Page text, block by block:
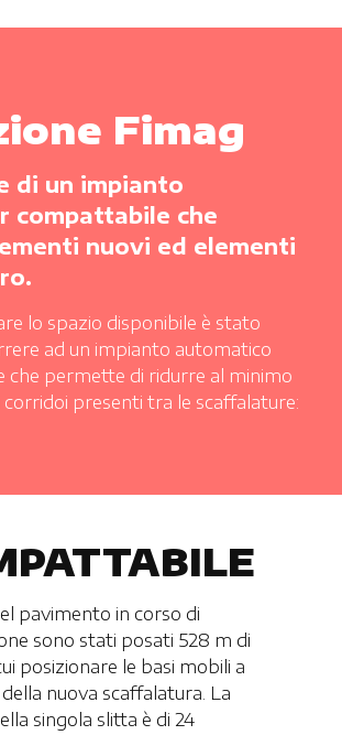
Fimag
di un impianto
compattabile che
nuovi ed elementi
lo spazio disponibile è stato
ad un impianto automatico
che permette di ridurre al minimo
corridoi presenti tra le scaffalature:
pavimento in corso di
sono stati posati 528 m di
posizionare le basi mobili a
nuova scaffalatura. La
singola slitta è di 24